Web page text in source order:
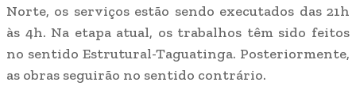
Norte, os serviços estão sendo executados das 21h
às 4h. Na etapa atual, os trabalhos têm sido feitos
no sentido Estrutural-Taguatinga. Posteriormente,
as obras seguirão no sentido contrário.